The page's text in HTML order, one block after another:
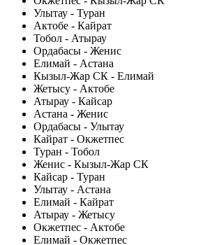
Улытау - Туран
Актобе - Кайрат
Тобол - Атырау
Ордабасы - Женис
Елимай - Астана
Кызыл-Жар СК - Елимай
Жетысу - Актобе
Атырау - Кайсар
Астана - Женис
Ордабасы - Улытау
Кайрат - Окжетпес
Туран - Тобол
Женис - Кызыл-Жар СК
Кайсар - Туран
Улытау - Астана
Елимай - Кайрат
Атырау - Жетысу
Окжетпес - Актобе
Елимай - Окжетпес